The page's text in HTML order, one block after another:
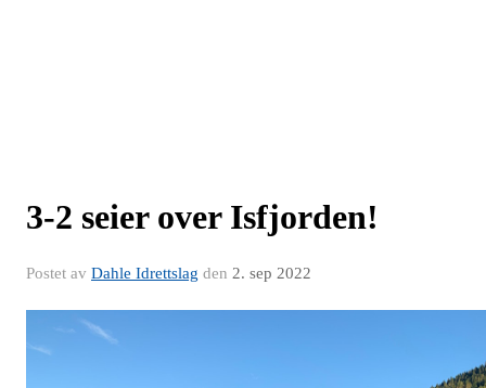
3-2 seier over Isfjorden!
Postet av Dahle Idrettslag den 2. sep 2022